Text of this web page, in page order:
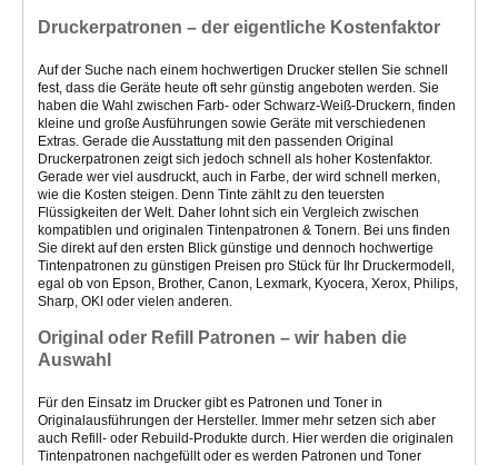
Druckerpatronen – der eigentliche Kostenfaktor
Auf der Suche nach einem hochwertigen Drucker stellen Sie schnell
fest, dass die Geräte heute oft sehr günstig angeboten werden. Sie
haben die Wahl zwischen Farb- oder Schwarz-Weiß-Druckern, finden
kleine und große Ausführungen sowie Geräte mit verschiedenen
Extras. Gerade die Ausstattung mit den passenden Original
Druckerpatronen zeigt sich jedoch schnell als hoher Kostenfaktor.
Gerade wer viel ausdruckt, auch in Farbe, der wird schnell merken,
wie die Kosten steigen. Denn Tinte zählt zu den teuersten
Flüssigkeiten der Welt. Daher lohnt sich ein Vergleich zwischen
kompatiblen und originalen Tintenpatronen & Tonern. Bei uns finden
Sie direkt auf den ersten Blick günstige und dennoch hochwertige
Tintenpatronen zu günstigen Preisen pro Stück für Ihr Druckermodell,
egal ob von Epson, Brother, Canon, Lexmark, Kyocera, Xerox, Philips,
Sharp, OKI oder vielen anderen.
Original oder Refill Patronen – wir haben die
Auswahl
Für den Einsatz im Drucker gibt es Patronen und Toner in
Originalausführungen der Hersteller. Immer mehr setzen sich aber
auch Refill- oder Rebuild-Produkte durch. Hier werden die originalen
Tintenpatronen nachgefüllt oder es werden Patronen und Toner